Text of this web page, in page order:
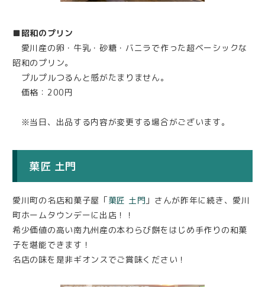
■昭和のプリン
愛川産の卵・牛乳・砂糖・バニラで作った超ベーシックな
昭和のプリン。
プルプルつるんと感がたまりません。
価格：200円
※当日、出品する内容が変更する場合がございます。
菓匠 土門
愛川町の名店和菓子屋「菓匠 土門 」さんが昨年に続き、愛川
町ホームタウンデーに出店！！
希少価値の高い南九州産の本わらび餅をはじめ手作りの和菓
子を堪能できます！
名店の味を是非ギオンスでご賞味ください！